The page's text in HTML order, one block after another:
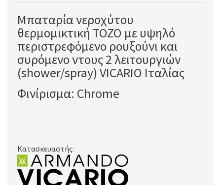
Μπαταρία νεροχύτου
θερμομικτική TOZO με υψηλό
περιστρεφόμενο ρουξούνι και
συρόμενο ντους 2 λειτουργιών
(shower/spray) VICARIO Ιταλίας
Φινίρισμα: Chrome
Κατασκευαστής: